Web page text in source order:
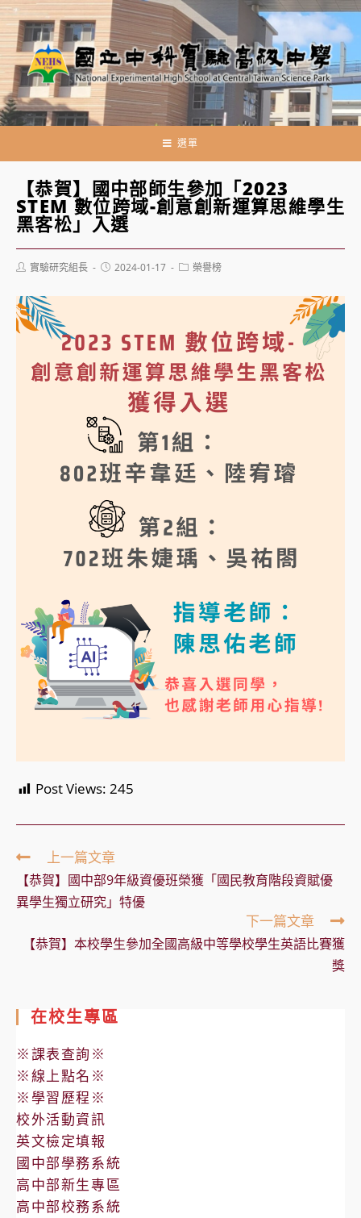
跳
轉
至
主
要
內
選單
【恭賀】國中部師生參加「2023
STEM 數位跨域-創意創新運算思維學生
黑客松」入選
Post實驗研究組長
Post2024-01-17
Post榮譽榜
Post Views: 245
Read
more
articles
上一篇文章
【恭賀】國中部9年級資優班榮獲「國民教育階段資賦優
異學生獨立研究」特優
下一篇文章
【恭賀】本校學生參加全國高級中等學校學生英語比賽獲
獎
在校生專區
※課表查詢※
※線上點名※
※學習歷程※
校外活動資訊
英文檢定填報
國中部學務系統
高中部新生專區
高中部校務系統